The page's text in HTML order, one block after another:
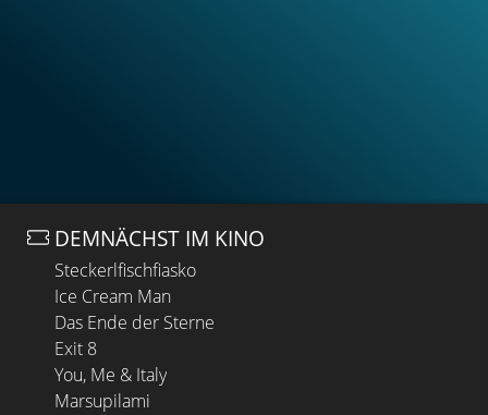
DEMNÄCHST IM KINO
Steckerlfischfiasko
Ice Cream Man
Das Ende der Sterne
Exit 8
You, Me & Italy
Marsupilami